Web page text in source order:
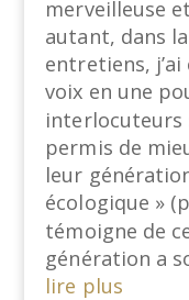
merveilleuse
autant, dans
entretiens,
voix en une
interlocuteurs
permis de
leur
écologique »
témoigne de
génération a
lire plus